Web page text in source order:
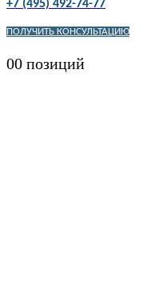
+7 (495) 492-74-77
ПОЛУЧИТЬ КОНСУЛЬТАЦИЮ
00 позиций